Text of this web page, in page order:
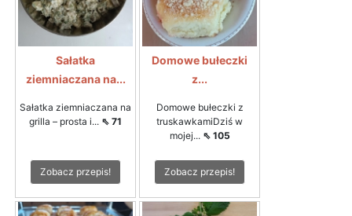
Sałatka
ziemniaczana na...
Sałatka ziemniaczana na
grilla – prosta i... ⇖ 71
Zobacz przepis!
Domowe bułeczki
z...
Domowe bułeczki z
truskawkamiDziś w
mojej... ⇖ 105
Zobacz przepis!